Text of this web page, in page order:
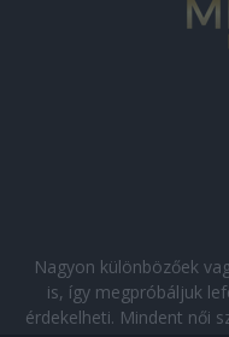
Nagyon különbözőek
is, így megpróbáljuk
érdekelheti. Mindent női